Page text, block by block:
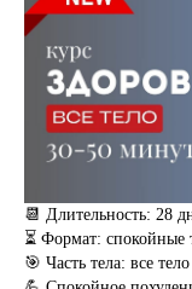
📆 Длительность: 28
⏳ Формат:
🎯 Часть тела: все тело